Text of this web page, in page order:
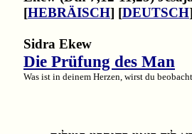
[HEBRÄISCH] [DEUTSCH
Sidra Ekew
Die Prüfung des Man
Was ist in deinem Herzen, wirst du